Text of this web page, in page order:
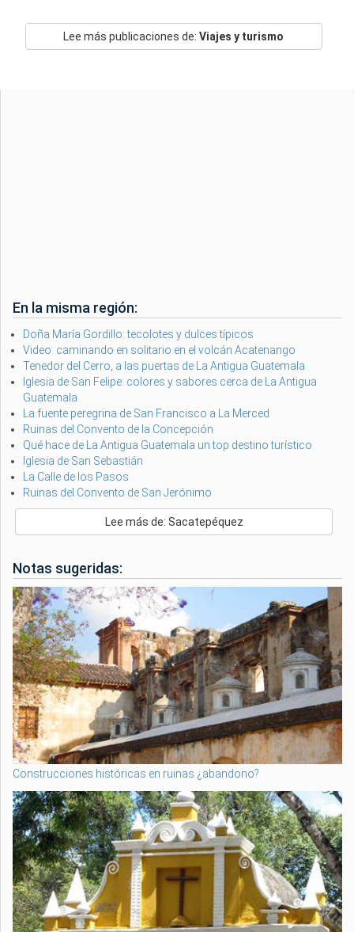
Lee más publicaciones de:Viajes y turismo
En la misma región:
Doña María Gordillo: tecolotes y dulces típicos
Video: caminando en solitario en el volcán Acatenango
Tenedor del Cerro, a las puertas de La Antigua Guatemala
Iglesia de San Felipe: colores y sabores cerca de La Antigua
Guatemala
La fuente peregrina de San Francisco a La Merced
Ruinas del Convento de la Concepción
Qué hace de La Antigua Guatemala un top destino turístico
Iglesia de San Sebastián
La Calle de los Pasos
Ruinas del Convento de San Jerónimo
Lee más de: Sacatepéquez
Notas sugeridas:
Construcciones históricas en ruinas ¿abandono?